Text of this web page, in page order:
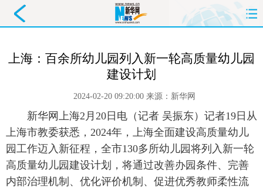
产经
文化
体育 健康 图片 信息
廉政 原创 长三角
上海：百余所幼儿园列入新一轮高质量幼儿园
建设计划
2024-02-20 09:20:00 来源： 新华网
新华网上海2月20日电（记者 吴振东）记者19日从
上海市教委获悉，2024年，上海全面建设高质量幼儿
园工作迈入新征程，全市130多所幼儿园将列入新一轮
高质量幼儿园建设计划，将通过改善办园条件、完善
内部治理机制、优化评价机制、促进优秀教师柔性流